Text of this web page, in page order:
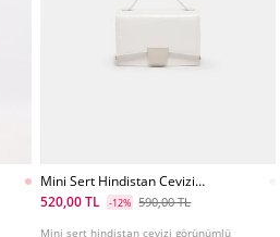
Mini Sert Hindistan Cevizi
Gorunumlu Capraz Askılı
520,00 TL -12% 590,00 TL
Mini sert hindistan cevizi görünümlü